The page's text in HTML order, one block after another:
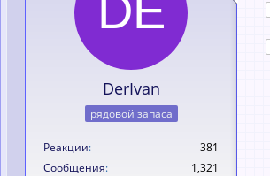
DerIvan
рядовой запаса
Реакции
381
Сообщения
1,321